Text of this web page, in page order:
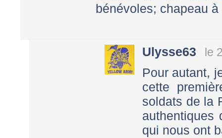
bénévoles; chapeau
Ulysse63 le
Pour autant,
cette
soldats de la
authentiques
qui nous ont